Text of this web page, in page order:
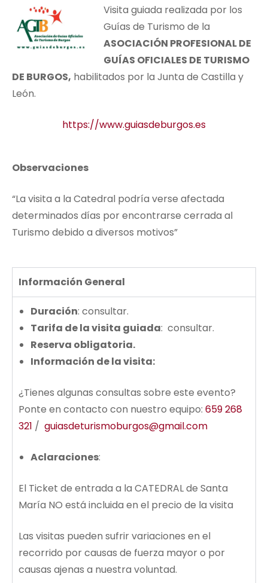
Visita guiada realizada por los
Guías de Turismo de la
ASOCIACIÓN PROFESIONAL DE
GUÍAS OFICIALES DE TURISMO
DE BURGOS, habilitados por la Junta de Castilla y
León.
https://www.guiasdeburgos.es
Observaciones
“La visita a la Catedral podría verse afectada
determinados días por encontrarse cerrada al
Turismo debido a diversos motivos”
Información General
Duración: consultar.
Tarifa de la visita guiada: consultar.
Reserva obligatoria.
Información de la visita:
¿Tienes algunas consultas sobre este evento?
Ponte en contacto con nuestro equipo: 659 268
321 / guiasdeturismoburgos@gmail.com
Aclaraciones:
El Ticket de entrada a la CATEDRAL de Santa
María NO está incluida en el precio de la visita
Las visitas pueden sufrir variaciones en el
recorrido por causas de fuerza mayor o por
causas ajenas a nuestra voluntad.